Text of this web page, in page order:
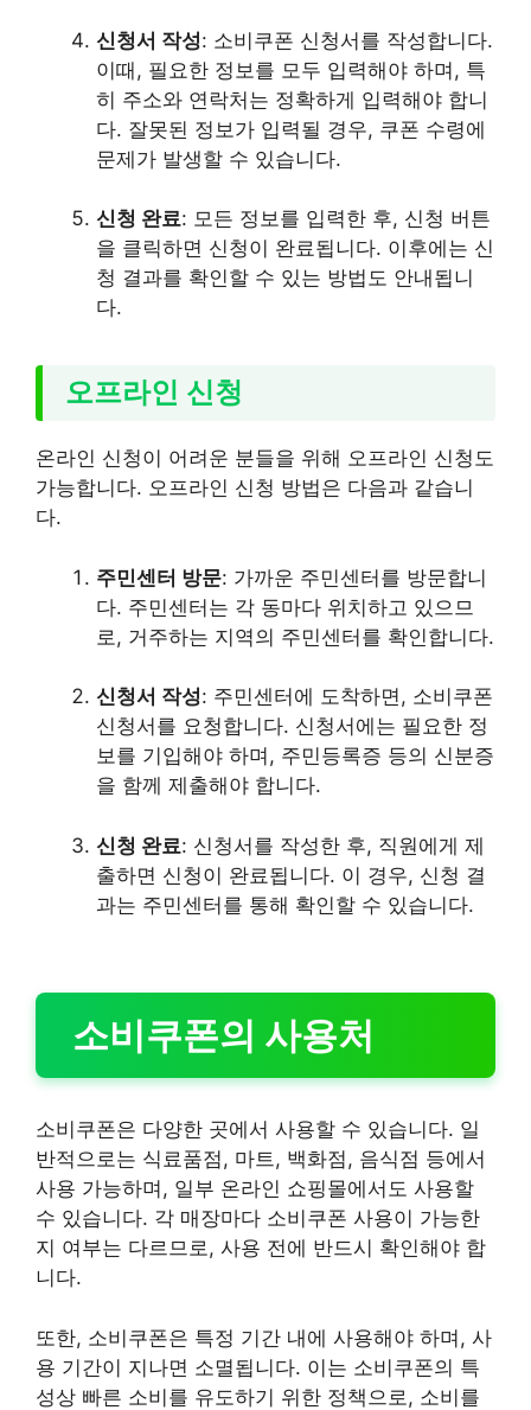
신청서 작성: 소비쿠폰 신청서를 작성합니다.
이때, 필요한 정보를 모두 입력해야 하며, 특
히 주소와 연락처는 정확하게 입력해야 합니
다. 잘못된 정보가 입력될 경우, 쿠폰 수령에
문제가 발생할 수 있습니다.
신청 완료: 모든 정보를 입력한 후, 신청 버튼
을 클릭하면 신청이 완료됩니다. 이후에는 신
청 결과를 확인할 수 있는 방법도 안내됩니
다.
오프라인 신청
온라인 신청이 어려운 분들을 위해 오프라인 신청도
가능합니다. 오프라인 신청 방법은 다음과 같습니
다.
주민센터 방문: 가까운 주민센터를 방문합니
다. 주민센터는 각 동마다 위치하고 있으므
로, 거주하는 지역의 주민센터를 확인합니다.
신청서 작성: 주민센터에 도착하면, 소비쿠폰
신청서를 요청합니다. 신청서에는 필요한 정
보를 기입해야 하며, 주민등록증 등의 신분증
을 함께 제출해야 합니다.
신청 완료: 신청서를 작성한 후, 직원에게 제
출하면 신청이 완료됩니다. 이 경우, 신청 결
과는 주민센터를 통해 확인할 수 있습니다.
소비쿠폰의 사용처
소비쿠폰은 다양한 곳에서 사용할 수 있습니다. 일
반적으로는 식료품점, 마트, 백화점, 음식점 등에서
사용 가능하며, 일부 온라인 쇼핑몰에서도 사용할
수 있습니다. 각 매장마다 소비쿠폰 사용이 가능한
지 여부는 다르므로, 사용 전에 반드시 확인해야 합
니다.
또한, 소비쿠폰은 특정 기간 내에 사용해야 하며, 사
용 기간이 지나면 소멸됩니다. 이는 소비쿠폰의 특
성상 빠른 소비를 유도하기 위한 정책으로, 소비를